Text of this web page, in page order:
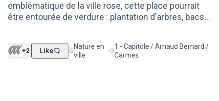
emblématique de la ville rose, cette place pourrait
être entourée de verdure : plantation d'arbres, bacs...
+2 Like Filtrer les résultats de la catégorie : Nature en ville
Nature en
ville
Filtrer les résultats pour le secteur
1 - Capitole / Arnaud Bernard /
Carmes